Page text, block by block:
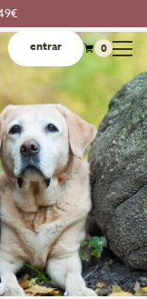
entrar 0